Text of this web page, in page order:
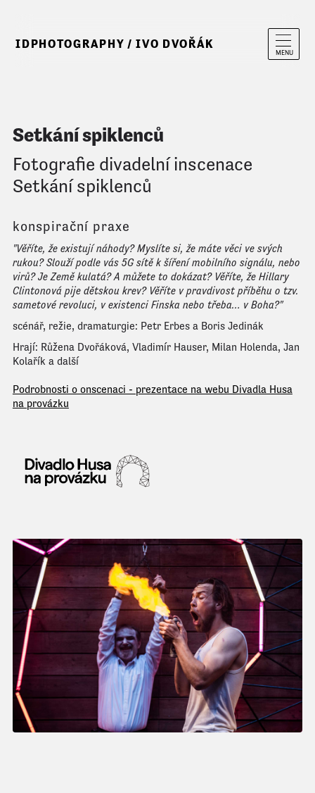
IDPHOTOGRAPHY / IVO DVOŘÁK
MENU
Setkání spiklenců
Fotografie divadelní inscenace
Setkání spiklenců
konspirační praxe
"Věříte, že existují náhody? Myslíte si, že máte věci ve svých
rukou? Slouží podle vás 5G sítě k šíření mobilního signálu, nebo
virů? Je Země kulatá? A můžete to dokázat? Věříte, že Hillary
Clintonová pije dětskou krev? Věříte v pravdivost příběhu o tzv.
sametové revoluci, v existenci Finska nebo třeba… v Boha?"
scénář, režie, dramaturgie: Petr Erbes a Boris Jedinák
Hrají: Růžena Dvořáková, Vladimír Hauser, Milan Holenda, Jan
Kolařík a další
Podrobnosti o onscenaci - prezentace na webu Divadla Husa
na provázku